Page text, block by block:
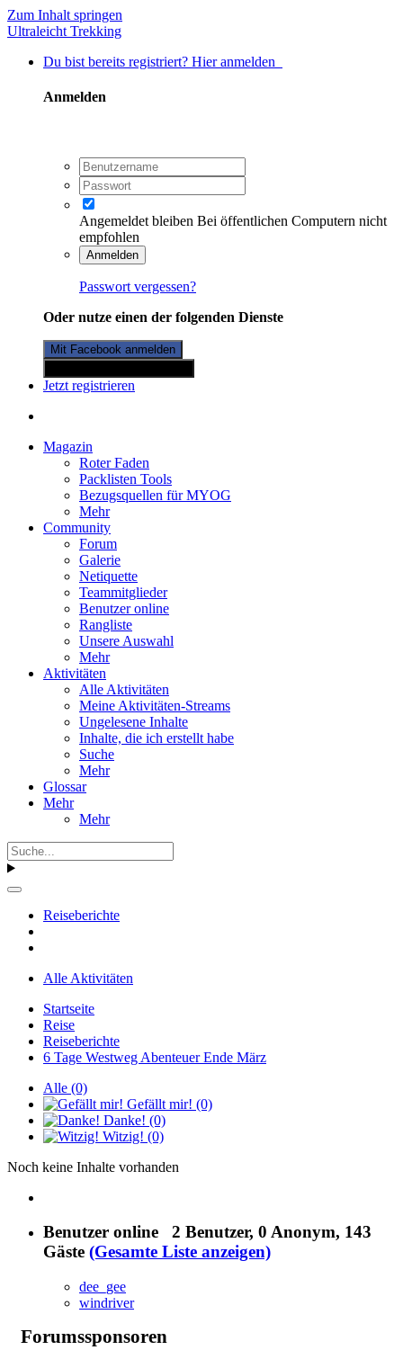
Zum Inhalt springen
Ultraleicht Trekking
Du bist bereits registriert? Hier anmelden
Anmelden
Angemeldet bleiben Bei öffentlichen Computern nicht
empfohlen
Anmelden
Passwort vergessen?
Oder nutze einen der folgenden Dienste
Mit Facebook anmelden
Jetzt registrieren
Magazin
Roter Faden
Packlisten Tools
Bezugsquellen für MYOG
Mehr
Community
Forum
Galerie
Netiquette
Teammitglieder
Benutzer online
Rangliste
Unsere Auswahl
Mehr
Aktivitäten
Alle Aktivitäten
Meine Aktivitäten-Streams
Ungelesene Inhalte
Inhalte, die ich erstellt habe
Suche
Mehr
Glossar
Mehr
Mehr
Reiseberichte
Alle Aktivitäten
Startseite
Reise
Reiseberichte
6 Tage Westweg Abenteuer Ende März
Alle (0)
Gefällt mir! (0)
Danke! (0)
Witzig! (0)
Noch keine Inhalte vorhanden
Benutzer online 2 Benutzer, 0 Anonym, 143
Gäste (Gesamte Liste anzeigen)
dee_gee
windriver
Forumssponsoren